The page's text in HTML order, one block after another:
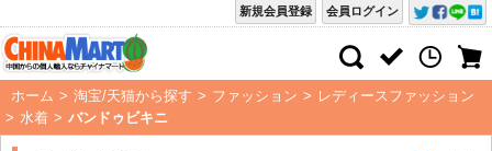
会員ログイン
新規会員登録
ホーム > 淘宝/天猫から探す > ファッション > レディースファッション
> 水着 > バンドゥビキニ